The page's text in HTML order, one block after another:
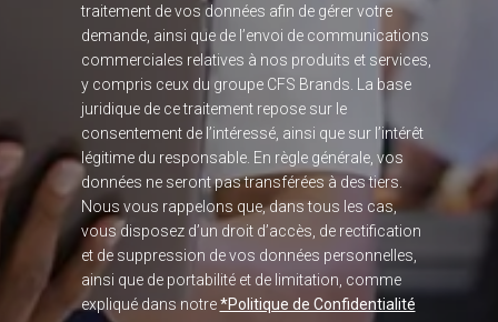
traitement de vos données afin de gérer votre
demande, ainsi que de l’envoi de communications
commerciales relatives à nos produits et services,
y compris ceux du groupe CFS Brands. La base
juridique de ce traitement repose sur le
consentement de l’intéressé, ainsi que sur l’intérêt
légitime du responsable. En règle générale, vos
données ne seront pas transférées à des tiers.
Nous vous rappelons que, dans tous les cas,
vous disposez d’un droit d’accès, de rectification
et de suppression de vos données personnelles,
ainsi que de portabilité et de limitation, comme
expliqué dans notre*Politique de Confidentialité